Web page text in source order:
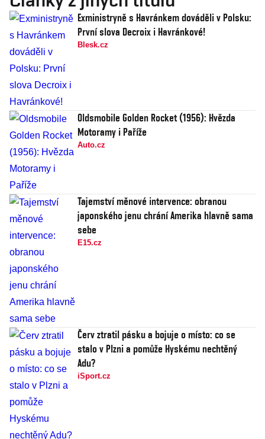
Exministryně s Havránkem dováděli v Polsku:
První slova Decroix i Havránkové!
Blesk.cz
Oldsmobile Golden Rocket (1956): Hvězda
Motoramy i Paříže
Auto.cz
Tajemství měnové intervence: obranou
japonského jenu chrání Amerika hlavně sama
sebe
E15.cz
Červ ztratil pásku a bojuje o místo: co se
stalo v Plzni a pomůže Hyskému nechtěný
Adu?
iSport.cz